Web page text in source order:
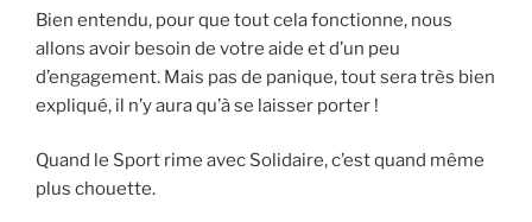
Bien entendu, pour que tout cela fonctionne, nous
allons avoir besoin de votre aide et d’un peu
d’engagement. Mais pas de panique, tout sera très bien
expliqué, il n’y aura qu’à se laisser porter !
Quand le Sport rime avec Solidaire, c’est quand même
plus chouette.